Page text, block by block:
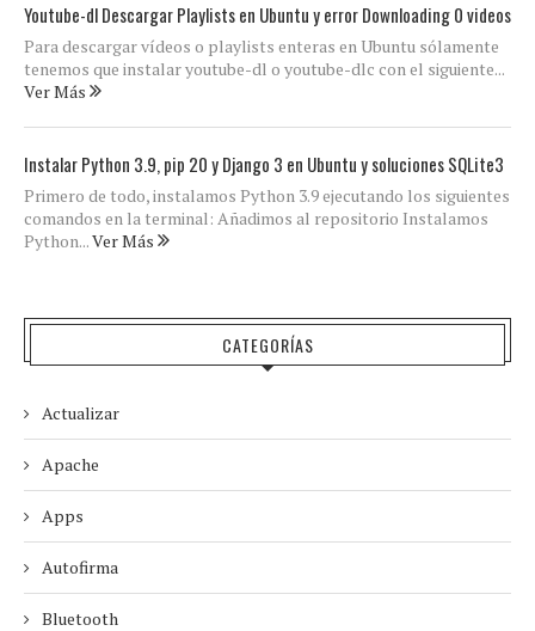
Youtube-dl Descargar Playlists en Ubuntu y error Downloading 0 videos
Para descargar vídeos o playlists enteras en Ubuntu sólamente
tenemos que instalar youtube-dl o youtube-dlc con el siguiente...
Ver Más
Instalar Python 3.9, pip 20 y Django 3 en Ubuntu y soluciones SQLite3
Primero de todo, instalamos Python 3.9 ejecutando los siguientes
comandos en la terminal: Añadimos al repositorio Instalamos
Python...Ver Más
CATEGORÍAS
Actualizar
Apache
Apps
Autofirma
Bluetooth